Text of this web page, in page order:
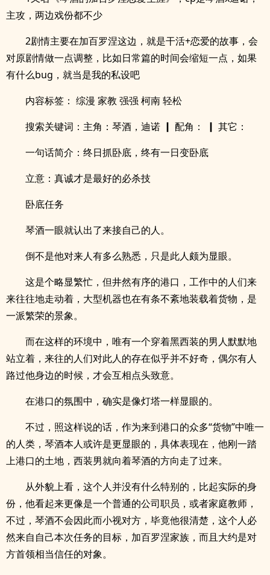
主攻，两边戏份都不少
2剧情主要在加百罗涅这边，就是干活+恋爱的故事，会
对原剧情做一点调整，比如日常篇的时间会缩短一点，如果
有什么bug，就当是我的私设吧
内容标签： 综漫 家教 强强 柯南 轻松
搜索关键词：主角：琴酒，迪诺 ┃ 配角： ┃ 其它：
一句话简介：终日抓卧底，终有一日变卧底
立意：真诚才是最好的必杀技
卧底任务
琴酒一眼就认出了来接自己的人。
倒不是他对来人有多么熟悉，只是此人颇为显眼。
这是个略显繁忙，但井然有序的港口，工作中的人们来
来往往地走动着，大型机器也在有条不紊地装载着货物，是
一派繁荣的景象。
而在这样的环境中，唯有一个穿着黑西装的男人默默地
站立着，来往的人们对此人的存在似乎并不好奇，偶尔有人
路过他身边的时候，才会互相点头致意。
在港口的氛围中，确实是像灯塔一样显眼的。
不过，照这样说的话，作为来到港口的众多“货物”中唯一
的人类，琴酒本人或许是更显眼的，具体表现在，他刚一踏
上港口的土地，西装男就向着琴酒的方向走了过来。
从外貌上看，这个人并没有什么特别的，比起实际的身
份，他看起来更像是一个普通的公司职员，或者家庭教师，
不过，琴酒不会因此而小视对方，毕竟他很清楚，这个人必
然来自自己本次任务的目标，加百罗涅家族，而且大约是对
方首领相当信任的对象。